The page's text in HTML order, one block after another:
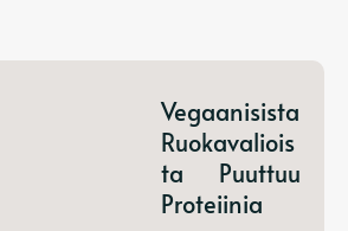
Vegaanisista
Ruokavaliois
Ta Puuttuu
Proteiinia